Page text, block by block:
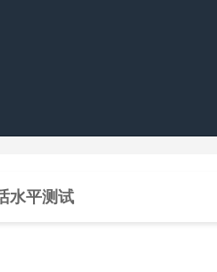
水平测试